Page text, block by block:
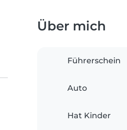
Über mich
Führerschein
Auto
Hat Kinder